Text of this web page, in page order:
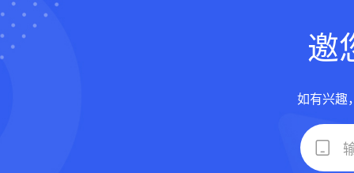
邀
如有兴趣